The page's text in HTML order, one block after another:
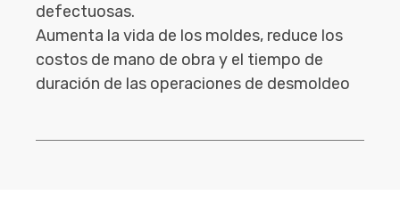
defectuosas.
Aumenta la vida de los moldes, reduce los
costos de mano de obra y el tiempo de
duración de las operaciones de desmoldeo